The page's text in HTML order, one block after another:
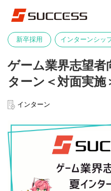
新卒採用 インターンシッ
ゲーム業界志望
ターン＜対面実施
インターン